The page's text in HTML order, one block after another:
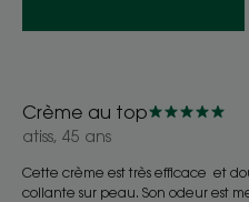
Crème au top
atiss, 45 ans
Cette crème est très efficace et
collante sur peau. Son odeur est